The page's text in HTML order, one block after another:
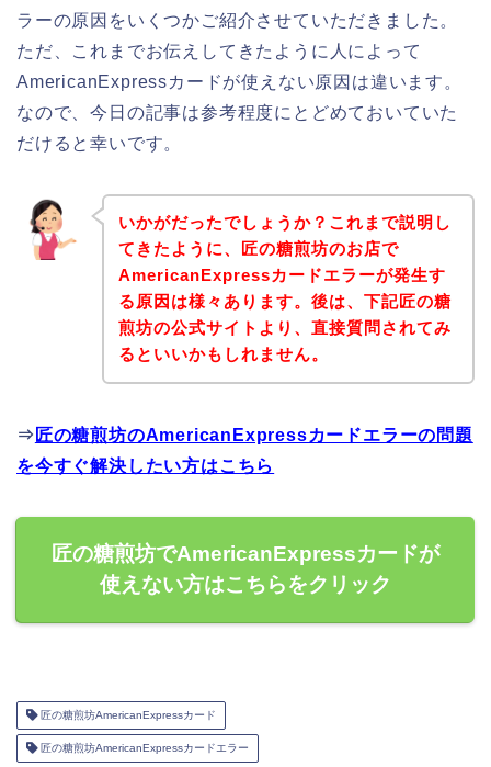
ラーの原因をいくつかご紹介させていただきました。
ただ、これまでお伝えしてきたように人によって
AmericanExpressカードが使えない原因は違います。
なので、今日の記事は参考程度にとどめておいていた
だけると幸いです。
いかがだったでしょうか？これまで説明し
てきたように、匠の糖煎坊のお店で
AmericanExpressカードエラーが発生す
る原因は様々あります。後は、下記匠の糖
煎坊の公式サイトより、直接質問されてみ
るといいかもしれません。
⇒ 匠の糖煎坊のAmericanExpressカードエラーの問題
を今すぐ解決したい方はこちら
匠の糖煎坊でAmericanExpressカードが
使えない方はこちらをクリック
匠の糖煎坊AmericanExpressカード
匠の糖煎坊AmericanExpressカードエラー